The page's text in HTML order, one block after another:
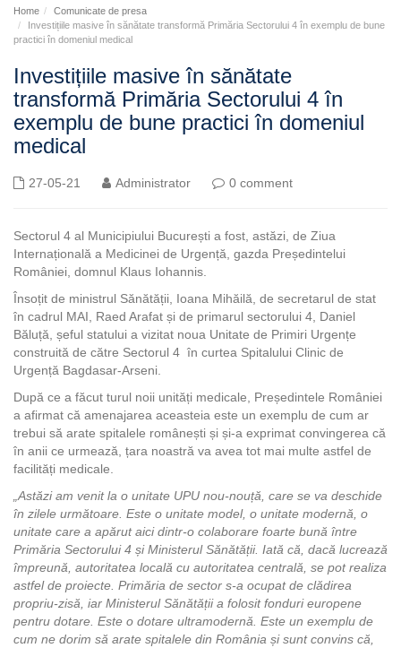
Home
Comunicate de presa
Investițiile masive în sănătate transformă Primăria Sectorului 4 în exemplu de bune
practici în domeniul medical
Investițiile masive în sănătate
transformă Primăria Sectorului 4 în
exemplu de bune practici în domeniul
medical
27-05-21 Administrator 0 comment
Sectorul 4 al Municipiului București a fost, astăzi, de Ziua
Internațională a Medicinei de Urgență, gazda Președintelui
României, domnul Klaus Iohannis.
Însoțit de ministrul Sănătății, Ioana Mihăilă, de secretarul de stat
în cadrul MAI, Raed Arafat și de primarul sectorului 4, Daniel
Băluță, șeful statului a vizitat noua Unitate de Primiri Urgențe
construită de către Sectorul 4 în curtea Spitalului Clinic de
Urgență Bagdasar-Arseni.
După ce a făcut turul noii unități medicale, Președintele României
a afirmat că amenajarea aceasteia este un exemplu de cum ar
trebui să arate spitalele românești și și-a exprimat convingerea că
în anii ce urmează, țara noastră va avea tot mai multe astfel de
facilități medicale.
„Astăzi am venit la o unitate UPU nou-nouță, care se va deschide
în zilele următoare. Este o unitate model, o unitate modernă, o
unitate care a apărut aici dintr-o colaborare foarte bună între
Primăria Sectorului 4 și Ministerul Sănătății. Iată că, dacă lucrează
împreună, autoritatea locală cu autoritatea centrală, se pot realiza
astfel de proiecte. Primăria de sector s-a ocupat de clădirea
propriu-zisă, iar Ministerul Sănătății a folosit fonduri europene
pentru dotare. Este o dotare ultramodernă. Este un exemplu de
cum ne dorim să arate spitalele din România și sunt convins că,